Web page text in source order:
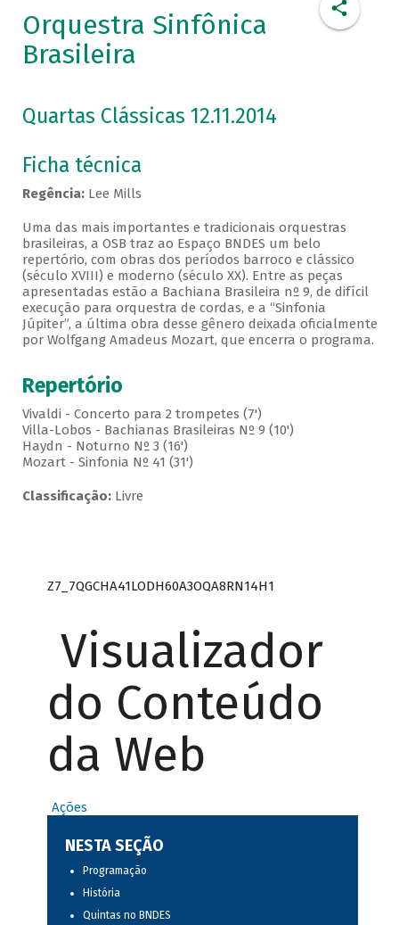
Orquestra Sinfônica
Brasileira
Quartas Clássicas 12.11.2014
Ficha técnica
Regência:Lee Mills
Uma das mais importantes e tradicionais orquestras
brasileiras, a OSB traz ao Espaço BNDES um belo
repertório, com obras dos períodos barroco e clássico
(século XVIII) e moderno (século XX). Entre as peças
apresentadas estão a Bachiana Brasileira nº 9, de difícil
execução para orquestra de cordas, e a “Sinfonia
Júpiter”, a última obra desse gênero deixada oficialmente
por Wolfgang Amadeus Mozart, que encerra o programa.
Repertório
Vivaldi - Concerto para 2 trompetes (7')
Villa-Lobos - Bachianas Brasileiras Nº 9 (10')
Haydn - Noturno Nº 3 (16')
Mozart - Sinfonia Nº 41 (31')
Classificação:Livre
Z7_7QGCHA41LODH60A3OQA8RN14H1
Visualizador
do Conteúdo
da Web
Ações
NESTA SEÇÃO
Programação
História
Quintas no BNDES